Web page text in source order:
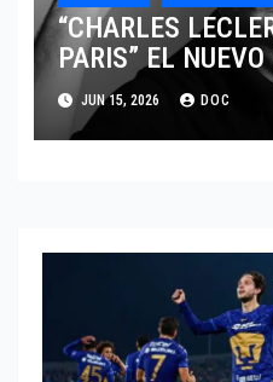
“CHARLES
PARIS” EL
EXCELENCIA Y LA
MODERNA
JUN 15, 2026 DOC